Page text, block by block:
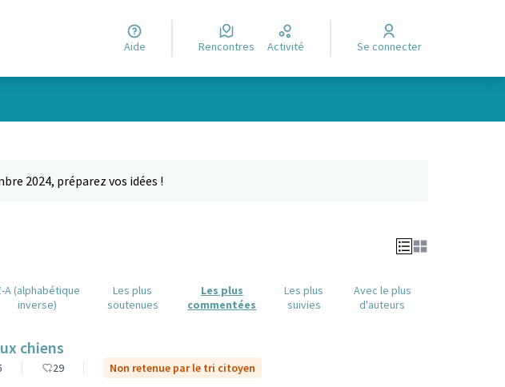
Aide Rencontres Activité Se connecter
2024, préparez vos idées !
A (alphabétique
inverse)
Les plus
soutenues
Les plus
commentées
Les plus
suivies
Avec le plus
d'auteurs
chiens
29 Non retenue par le tri citoyen